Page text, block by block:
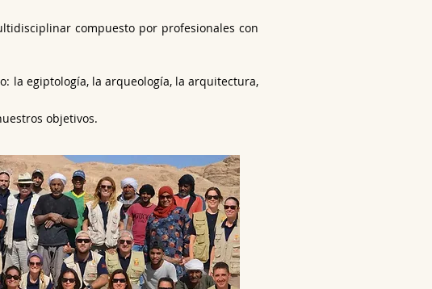
compuesto por profesionales con
la egiptología, la arqueología, la arquitectura,
objetivos.